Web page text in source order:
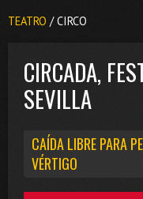
TEATRO / CIRCO
CIRCADA,
SEVILLA
CAÍDA LIBRE PARA
VÉRTIGO